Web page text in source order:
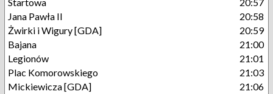
Jana Pawła II
20:58
Żwirki i Wigury [GDA]
20:59
Bajana
21:00
Legionów
21:01
Plac Komorowskiego
21:03
Mickiewicza [GDA]
21:06